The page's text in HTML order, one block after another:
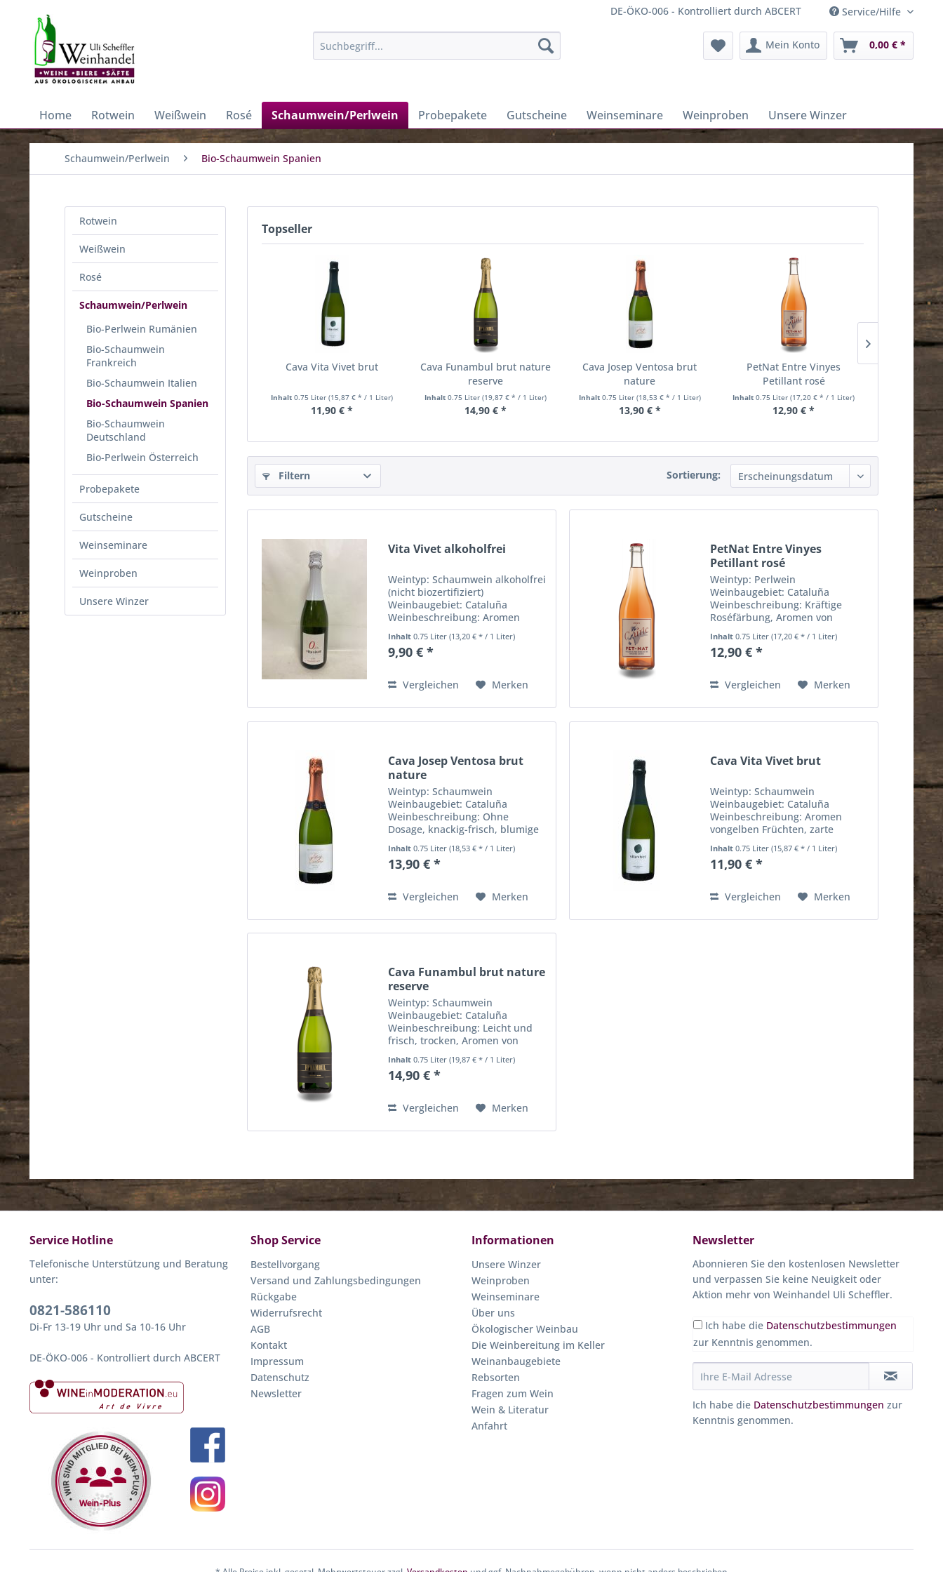
Service/Hilfe
DE-ÖKO-006 - Kontrolliert durch ABCERT
Mein Konto 0,00 € *
Home Rotwein Weißwein Rosé Schaumwein/Perlwein Probepakete Gutscheine Weinseminare Weinproben Unsere Winzer
Schaumwein/Perlwein Bio-Schaumwein Spanien
Rotwein
Weißwein
Rosé
Schaumwein/Perlwein
Bio-Perlwein Rumänien
Bio-Schaumwein
Frankreich
Bio-Schaumwein Italien
Bio-Schaumwein Spanien
Bio-Schaumwein
Deutschland
Bio-Perlwein Österreich
Probepakete
Gutscheine
Weinseminare
Weinproben
Unsere Winzer
Topseller
Cava Vita Vivet brut
Inhalt 0.75 Liter (15,87 € * / 1 Liter)
11,90 € *
Cava Funambul brut nature
reserve
Inhalt0.75 Liter(19,87 € * / 1 Liter)
14,90 € *
Cava Josep Ventosa brut
nature
Inhalt 0.75 Liter (18,53 € * / 1 Liter)
13,90 € *
PetNat Entre Vinyes
Petillant rosé
Inhalt0.75 Liter(17,20 € * / 1 Liter)
12,90 € *
Filtern Sortierung:
Vita Vivet alkoholfrei
Weintyp: Schaumwein alkoholfrei
(nicht biozertifiziert)
Weinbaugebiet: Cataluña
Weinbeschreibung: Aromen
vongelben Früchten, zarte
Blütentöne, feine Perlage
Rebsorten: Trinktemperatur: 8°
Inhalt: 0,75...
Inhalt0.75 Liter(13,20 € * / 1 Liter)
9,90 € *
Vergleichen Merken
PetNat Entre Vinyes
Petillant rosé
Weintyp: Perlwein
Weinbaugebiet: Cataluña
Weinbeschreibung: Kräftige
Roséfärbung, Aromen von
Grapefruit, Hefe, frisch, spritzig
Rebsorten: Garnatxa, Muscat
Trinktemperatur: 8° bis 10° C
0,75 Liter Sonstige...
Inhalt0.75 Liter(17,20 € * / 1 Liter)
12,90 € *
Vergleichen Merken
Cava Josep Ventosa brut
nature
Weintyp: Schaumwein
Weinbaugebiet: Cataluña
Weinbeschreibung: Ohne
Dosage, knackig-frisch, blumige
Rebsorten: Xarello, Patellada,
Macabeo Trinktemperatur: 8° bis
Inhalt: 0,75...
Inhalt0.75 Liter(18,53 € * / 1 Liter)
13,90 € *
Vergleichen Merken
Cava Vita Vivet brut
Weintyp: Schaumwein
Weinbaugebiet: Cataluña
Weinbeschreibung: Aromen
vongelben Früchten, zarte
Rebsorten: Xarello, Patellada,
Macabeo Trinktemperatur: 8° bis
Inhalt: 0,75 Liter...
Inhalt0.75 Liter(15,87 € * / 1 Liter)
11,90 € *
Vergleichen Merken
Cava Funambul brut nature
reserve
Weintyp: Schaumwein
Weinbaugebiet: Cataluña
Weinbeschreibung: Leicht und
frisch, trocken, Aromen von
zarten Blüten und Steinobst
Rebsorten: Xarello, Patellada,
Macabeo Trinktemperatur: 8° bis
Inhalt: 0,75...
Inhalt0.75 Liter(19,87 € * / 1 Liter)
14,90 € *
Vergleichen Merken
Service Hotline
Telefonische Unterstützung und Beratung
unter:
0821-586110
Di-Fr 13-19 Uhr und Sa 10-16 Uhr
DE-ÖKO-006 - Kontrolliert durch ABCERT
Shop Service
Bestellvorgang
Versand und Zahlungsbedingungen
Rückgabe
Widerrufsrecht
AGB
Kontakt
Impressum
Datenschutz
Newsletter
Informationen
Unsere Winzer
Weinproben
Weinseminare
Über uns
Ökologischer Weinbau
Die Weinbereitung im Keller
Weinanbaugebiete
Rebsorten
Fragen zum Wein
Wein & Literatur
Anfahrt
Newsletter
Abonnieren Sie den kostenlosen Newsletter
und verpassen Sie keine Neuigkeit oder
Aktion mehr von Weinhandel Uli Scheffler.
Ich habe die Datenschutzbestimmungen
zur Kenntnis genommen.
Ich habe die Datenschutzbestimmungen zur
Kenntnis genommen.